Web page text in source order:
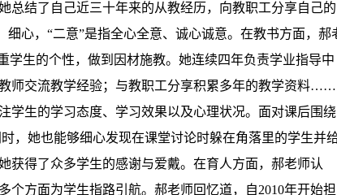
总结了自己近三十年来的从教经历，向教职工分享自己的
细心，“二意”是指全心全意、诚心诚意。在教书方面，郝
学生的个性，做到因材施教。她连续四年负责学业指导中
师交流教学经验；与教职工分享积累多年的教学资料……
学生的学习态度、学习效果以及心理状况。面对课后围绕
时，她也能够细心发现在课堂讨论时躲在角落里的学生并
获得了众多学生的感谢与爱戴。在育人方面，郝老师认
个方面为学生指路引航。郝老师回忆道，自2010年开始担